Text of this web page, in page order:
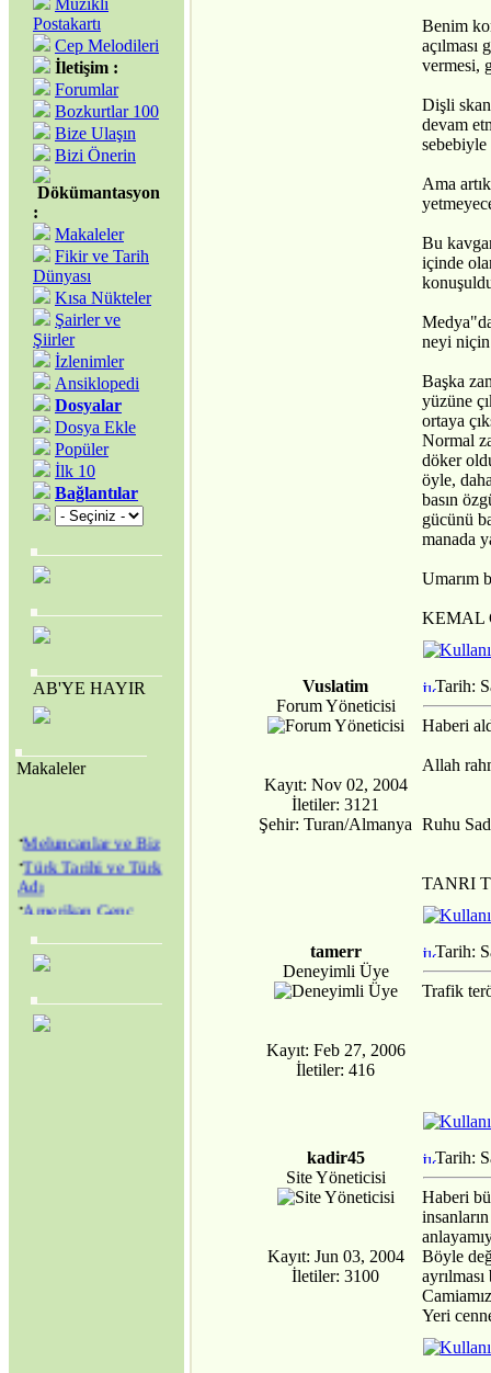
Müzikli
Postakartı
Cep Melodileri
İletişim :
Forumlar
Bozkurtlar 100
Bize Ulaşın
Bizi Önerin
Dökümantasyon
:
Makaleler
Fikir ve Tarih
Dünyası
Kısa Nükteler
Şairler ve
Şiirler
İzlenimler
Ansiklopedi
Dosyalar
Dosya Ekle
Popüler
İlk 10
Bağlantılar
AB'YE HAYIR
Makaleler
·Meluncanlar ve Biz
·Türk Tarihi ve Türk
Adı
·Amerikan Genç
(Y.M.C.A.) ve
Amerikan Kolejleri
MECLİS’TEN
GEÇİRİLEREK
Benim
açılması
vermesi,
Dişli
devam
sebebiyle
Ama
Bu
içinde
neyi
Başka
yüzüne
ortaya
Normal
döker
öyle,
basın
gücünü
manada
Umarım
KEMAL
Vuslatim
Forum Yöneticisi
Kayıt: Nov 02, 2004
İletiler: 3121
Şehir: Turan/Almanya
Tarih:
Haberi
Allah
Ruhu
TANRI
tamerr
Deneyimli Üye
Kayıt: Feb 27, 2006
İletiler: 416
Tarih:
Trafik
kadir45
Site Yöneticisi
Kayıt: Jun 03, 2004
İletiler: 3100
Tarih:
Haberi
Böyle
Yeri